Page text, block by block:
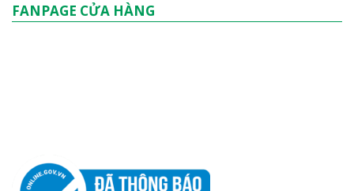
FANPAGE CỬA HÀNG